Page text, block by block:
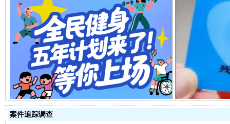
全民健身五年计划来了！等你上场
案件追踪调查